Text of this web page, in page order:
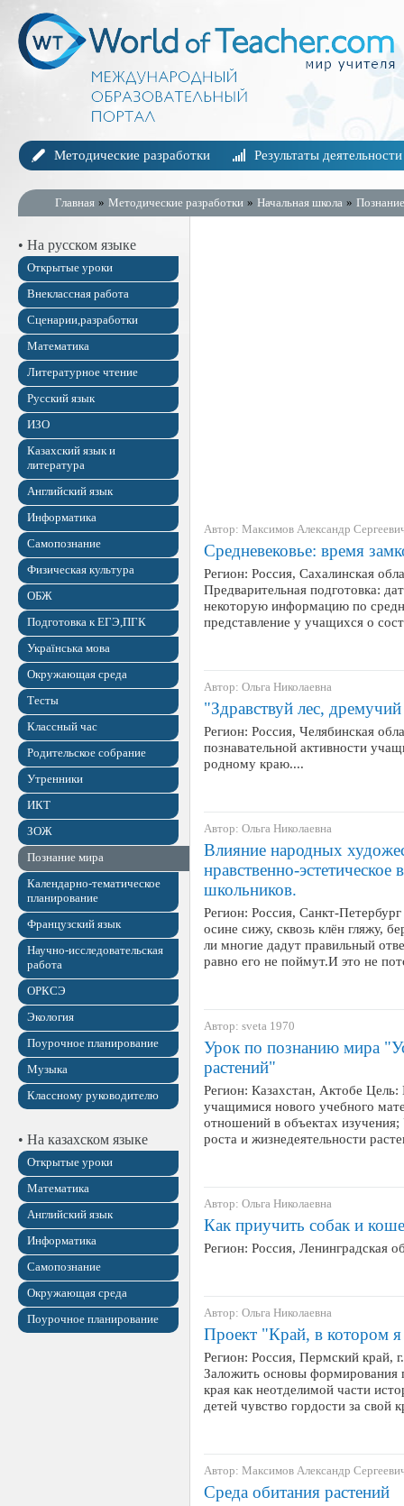
Методические разработки Результаты деятельности
Главная » Методические разработки » Начальная школа »
• На русском языке
Открытые уроки
Внеклассная работа
Сценарии,разработки
Математика
Литературное чтение
Русский язык
ИЗО
Казахский язык и
литература
Английский язык
Информатика
Самопознание
Физическая культура
ОБЖ
Подготовка к ЕГЭ,ПГК
Українська мова
Окружающая среда
Тесты
Классный час
Родительское собрание
Утренники
ИКТ
ЗОЖ
Познание мира
Календарно-тематическое
планирование
Французский язык
Научно-исследовательская
работа
ОРКСЭ
Экология
Поурочное планирование
Музыка
Классному руководителю
• На казахском языке
Открытые уроки
Математика
Английский язык
Информатика
Самопознание
Окружающая среда
Поурочное планирование
Автор: Максимов Александр
Средневековье: время
Регион: Россия, Сахалинская
Предварительная подготовка:
некоторую информацию по
представление у учащихся о
Автор: Ольга Николаевна
"Здравствуй лес,
Регион: Россия, Челябинская
познавательной активности
родному краю....
Автор: Ольга Николаевна
Влияние народных
нравственно-
школьников.
Регион: Россия, Санкт-
осине сижу, сквозь клён гляжу,
ли многие дадут правильный
равно его не поймут.И это не
Автор: sveta 1970
Урок по познанию мира
растений"
Регион: Казахстан, Актобе
учащимися нового учебного
отношений в объектах
роста и жизнедеятельности
Автор: Ольга Николаевна
Как приучить собак и
Регион: Россия, Ленинградская
Автор: Ольга Николаевна
Проект "Край, в котором
Регион: Россия, Пермский край,
Заложить основы формирования
края как неотделимой части
детей чувство гордости за свой
Автор: Максимов Александр
Среда обитания растений